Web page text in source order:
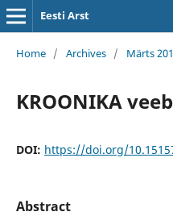
Eesti Arst
Home / Archives / Märts
KROONIKA
DOI: https://doi.org/
Abstract